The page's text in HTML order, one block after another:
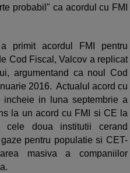
probabil" ca acordul cu FMI
primit acordul FMI pentru
Cod Fiscal, Valcov a replicat
argumentand ca noul Cod
2016. Actualul acord cu
incheie in luna septembrie a
la un acord cu FMI si CE la
cele doua institutii cerand
pentru populatie si CET-
masiva a companiilor